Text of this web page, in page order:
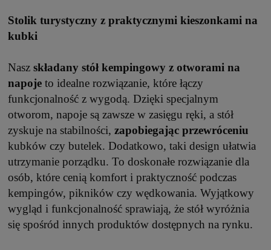
Stolik turystyczny z praktycznymi kieszonkami na
kubki
Nasz składany stół kempingowy z otworami na
napoje to idealne rozwiązanie, które łączy
funkcjonalność z wygodą. Dzięki specjalnym
otworom, napoje są zawsze w zasięgu ręki, a stół
zyskuje na stabilności, zapobiegając przewróceniu
kubków czy butelek. Dodatkowo, taki design ułatwia
utrzymanie porządku. To doskonałe rozwiązanie dla
osób, które cenią komfort i praktyczność podczas
kempingów, pikników czy wędkowania. Wyjątkowy
wygląd i funkcjonalność sprawiają, że stół wyróżnia
się spośród innych produktów dostępnych na rynku.